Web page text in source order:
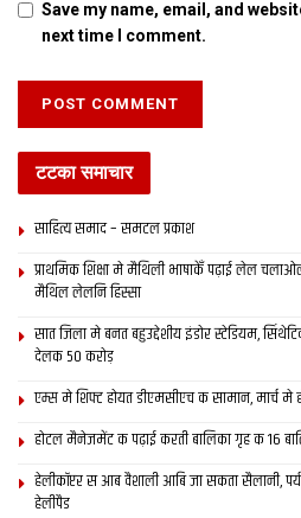
Save my name, email, and
next time I comment.
टटका समाचार
साहित्य समाद – समटल प्रकाश
प्राथमिक शि‍क्षा मे मैथि‍ली भाषाकेँ पढ़ाई लेल
मैथिल लेलनि हिस्सा
सात जिला मे बनत बहुउद्देशीय इंडोर स्‍टेडि‍यम,
देलक 50 करोड़
एम्स मे शिफ्ट होयत डीएमसीएच क सामान, मार्च मे
होटल मैनेजमेंट क पढ़ाई करती बालिका गृह क 16
हेलीकॉप्टर स आब वैशाली आबि जा सकता सैलानी,
हेलीपैड